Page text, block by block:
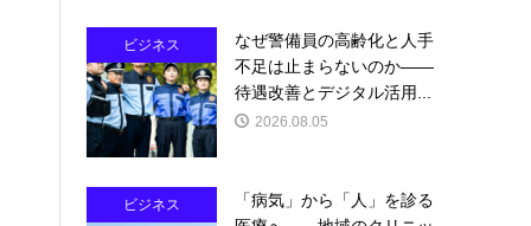
ビジネス
なぜ警備員の高齢化と人手
不足は止まらないのか――
待遇改善とデジタル活用...
2026.08.05
ビジネス
「病気」から「人」を診る